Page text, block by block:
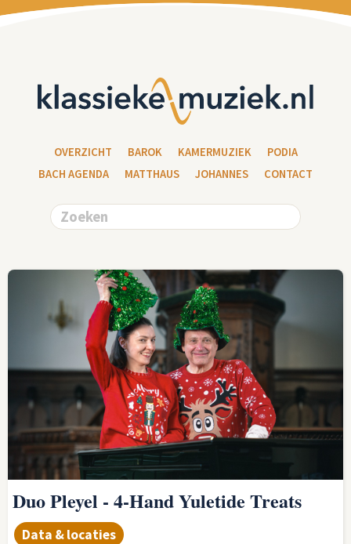
OVERZICHT BAROK KAMERMUZIEK
PODIA
BACH AGENDA
MATTHAUS JOHANNES CONTACT
Duo Pleyel - 4-Hand Yuletide Treats
Data & locaties